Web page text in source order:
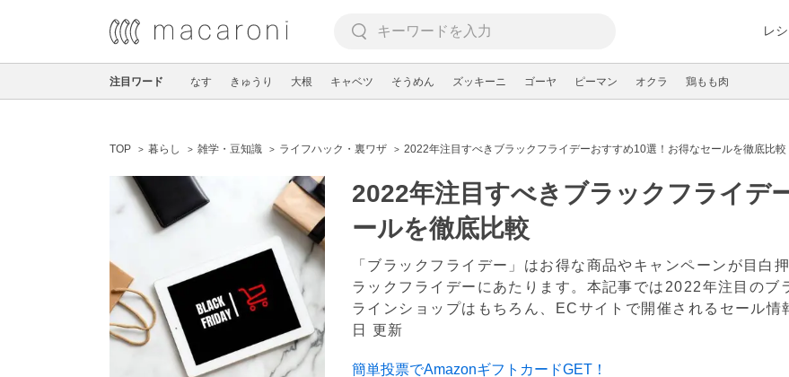
レ
注目ワード なす きゅうり 大根 キャベツ そうめん ズッキーニ ゴーヤ ピーマン オクラ 鶏もも肉
TOP 暮らし 雑学・豆知識 ライフハック・裏ワザ 2022年注目すべきブラックフライデーおすすめ10選！お得なセールを徹底比較
2022年注目すべきブラックフライデ
ールを徹底比較
「ブラックフライデー」はお得な商品やキャンペーンが目
ラックフライデーにあたります。本記事では2022年注目のブ
ラインショップはもちろん、ECサイトで開催されるセール情
日 更新
簡単投票でAmazonギフトカードGET！